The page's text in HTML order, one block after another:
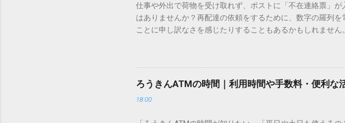
「Unicode（ユニコード）」や「JISコード」といった 文字
所」のような番号が割り振られています。変換候補に出な
び出すことができるのです。 2. Windows標準機能！文字コ
できます。 具体的な手順（Unicode入力） 入力したい文字
角」にする（※重要）。 **「20BB7」**と入力する。 直後
力した数字が、一瞬で対応する漢字（例：𠮷）に変換され
仕事や外出で荷物を受け取れず、ポストに「不在連絡票」
はありませんか？再配達の依頼をするために、数字の羅列
ことに申し訳なさを感じたりすることもあるかもしれませ
ビス「スマートクラブ」と、LINEや公式アプリの連携です
なります。この記事では、忙しい毎日をサポートする便利
す。 佐川急便の再配達が劇的に変わる「スマートクラブ」
会員サービス「スマートクラブ」です。これは、荷物の配
す。 以前はウェブサイトを開いてログインする手間があり
ろうきんATMの時間｜利用時間や手数料・便利な
18:00